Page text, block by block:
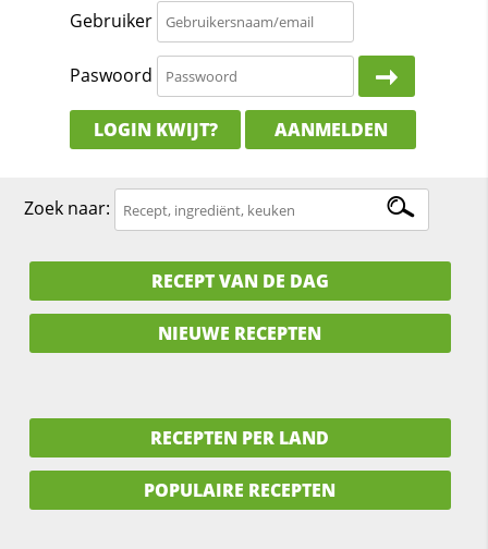
Gebruiker
Paswoord
LOGIN KWIJT? AANMELDEN
Zoek naar:
RECEPT VAN DE DAG
NIEUWE RECEPTEN
RECEPTEN PER LAND
POPULAIRE RECEPTEN